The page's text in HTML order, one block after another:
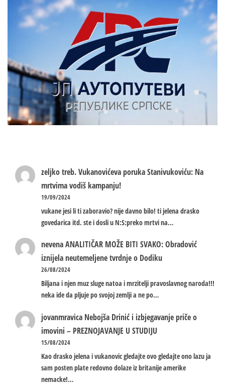
zeljko treb.Vukanovićeva poruka Stanivukoviću: Na
mrtvima vodiš kampanju!
19/09/2024
vukane jesi li ti zaboravio? nije davno bilo! ti jelena drasko
govedarica itd. ste i dosli u N:S:preko mrtvi na…
nevenaANALITIČAR MOŽE BITI SVAKO: Obradović
iznijela neutemeljene tvrdnje o Dodiku
26/08/2024
Biljana i njen muz sluge natoa i mrzitelji pravoslavnog naroda!!!
neka ide da pljuje po svojoj zemlji a ne po…
jovanmravica Nebojša Drinić i izbjegavanje priče o
imovini – PREZNOJAVANJE U STUDIJU
15/08/2024
Kao drasko jelena i vukanovic gledajte ovo gledajte ono lazu ja
sam posten plate redovno dolaze iz britanije amerike
nemacke!…